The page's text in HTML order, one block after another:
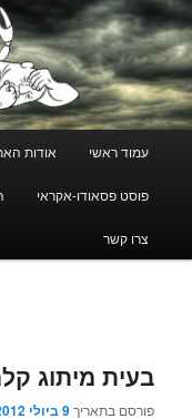
עמוד ראשי אודות
פוסט פסאודו-אקראי
צרו קשר
בעית מיתוג
פורסם בתאריך9 ביולי 2012